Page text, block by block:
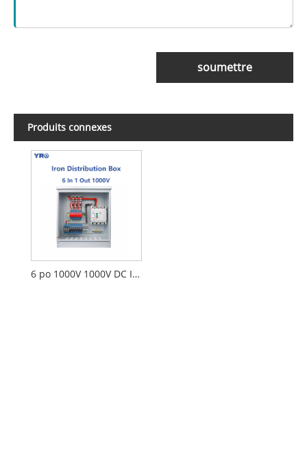
soumettre
Produits connexes
6 po 1000V 1000V DC Iron Distribution en fer